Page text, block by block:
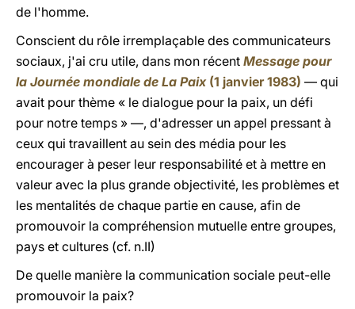
de l'homme.
Conscient du rôle irremplaçable des communicateurs
sociaux, j'ai cru utile, dans mon récent Message pour
la Journée mondiale de La Paix (1 janvier 1983) — qui
avait pour thème « le dialogue pour la paix, un défi
pour notre temps » —, d'adresser un appel pressant à
ceux qui travaillent au sein des média pour les
encourager à peser leur responsabilité et à mettre en
valeur avec la plus grande objectivité, les problèmes et
les mentalités de chaque partie en cause, afin de
promouvoir la compréhension mutuelle entre groupes,
pays et cultures (cf. n.II)
De quelle manière la communication sociale peut-elle
promouvoir la paix?